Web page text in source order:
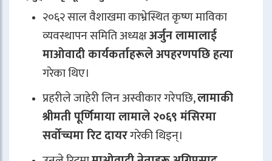
२०६२ साल वैशाखमा काभ्रेस्थित कृष्ण माविका
व्यवस्थापन समिति अध्यक्षअर्जुन लामालाई
माओवादी कार्यकर्ताहरूले अपहरणपछि हत्या
गरेका थिए।
प्रहरीले जाहेरी लिन अस्वीकार गरेपछि,लामाकी
श्रीमती पूर्णिमाया लामाले २०६९ मंसिरमा
सर्वोच्चमा रिट दायरगरेकी थिइन्।